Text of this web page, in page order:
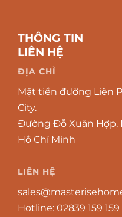
THÔNG TIN
LIÊN HỆ
ĐỊA CHỈ
Mặt tiền đường Liên
City.
Đường Đỗ Xuân Hợp,
Hồ Chí Minh
LIÊN HỆ
Hotline: 02839 159 159